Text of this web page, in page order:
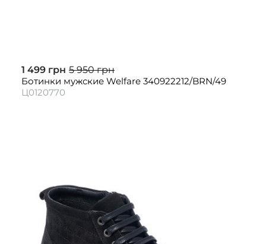
1 499 грн 5 950 грн
Ботинки мужские Welfare 340922212/BRN/49
Ц0120770